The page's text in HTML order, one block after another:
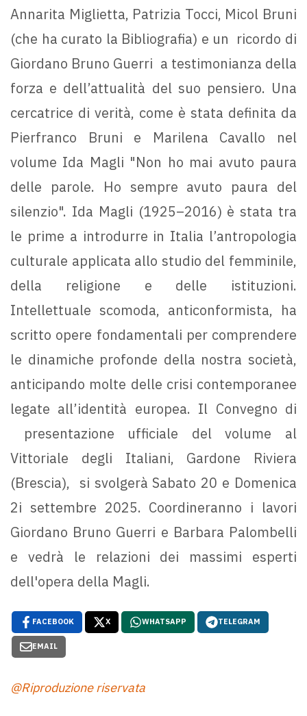
Annarita Miglietta, Patrizia Tocci, Micol Bruni
(che ha curato la Bibliografia) e un ricordo di
Giordano Bruno Guerri a testimonianza della
forza e dell’attualità del suo pensiero. Una
cercatrice di verità, come è stata definita da
Pierfranco Bruni e Marilena Cavallo nel
volume Ida Magli "Non ho mai avuto paura
delle parole. Ho sempre avuto paura del
silenzio". Ida Magli (1925–2016) è stata tra
le prime a introdurre in Italia l’antropologia
culturale applicata allo studio del femminile,
della religione e delle istituzioni.
Intellettuale scomoda, anticonformista, ha
scritto opere fondamentali per comprendere
le dinamiche profonde della nostra società,
anticipando molte delle crisi contemporanee
legate all’identità europea. Il Convegno di
presentazione ufficiale del volume al
Vittoriale degli Italiani, Gardone Riviera
(Brescia), si svolgerà Sabato 20 e Domenica
2i settembre 2025. Coordineranno i lavori
Giordano Bruno Guerri e Barbara Palombelli
e vedrà le relazioni dei massimi esperti
dell'opera della Magli.
FACEBOOK X WHATSAPP TELEGRAM
EMAIL
@Riproduzione riservata